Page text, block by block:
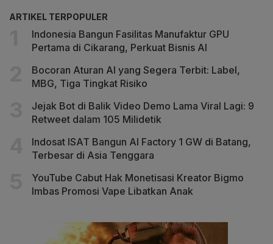
ARTIKEL TERPOPULER
Indonesia Bangun Fasilitas Manufaktur GPU
Pertama di Cikarang, Perkuat Bisnis AI
Bocoran Aturan AI yang Segera Terbit: Label,
MBG, Tiga Tingkat Risiko
Jejak Bot di Balik Video Demo Lama Viral Lagi: 9
Retweet dalam 105 Milidetik
Indosat ISAT Bangun AI Factory 1 GW di Batang,
Terbesar di Asia Tenggara
YouTube Cabut Hak Monetisasi Kreator Bigmo
Imbas Promosi Vape Libatkan Anak